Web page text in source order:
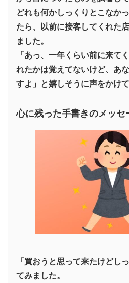
どれも何かしっくりとこなか
たら、以前に接客してくれた
ました。
「あっ、一年くらい前に来て
れたかは覚えてないけど、あ
すよ」と嬉しそうに声をかけて
心に残った手書きのメッセ
「買おうと思って来たけどし
てみました。